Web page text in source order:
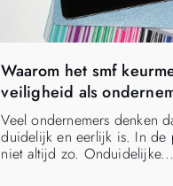
Waarom het smf
veiligheid als
Veel ondernemers denken
duidelijk en eerlijk is. In de
niet altijd zo. Onduidelijke...